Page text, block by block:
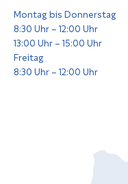
Montag bis Donnerstag
8:30 Uhr – 12:00 Uhr
13:00 Uhr – 15:00 Uhr
Freitag
8:30 Uhr – 12:00 Uhr